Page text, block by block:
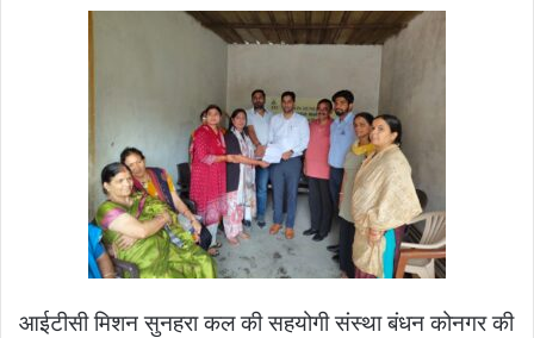
आईटीसी मिशन सुनहरा कल की सहयोगी संस्था बंधन कोनगर की